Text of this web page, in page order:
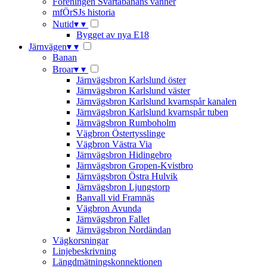
mfÖrSJs historia
Nutid▾ ▾
Bygget av nya E18
Järnvägen▾ ▾
Banan
Broar▾ ▾
Järnvägsbron Karlslund öster
Järnvägsbron Karlslund väster
Järnvägsbron Karlslund kvarnspår kanalen
Järnvägsbron Karlslund kvarnspår tuben
Järnvägsbron Rumboholm
Vägbron Östertysslinge
Vägbron Västra Via
Järnvägsbron Hidingebro
Järnvägsbron Gropen-Kvistbro
Järnvägsbron Östra Hulvik
Järnvägsbron Ljungstorp
Banvall vid Framnäs
Vägbron Avunda
Järnvägsbron Fallet
Järnvägsbron Nordändan
Vägkorsningar
Linjebeskrivning
Längdmätningskonnektionen